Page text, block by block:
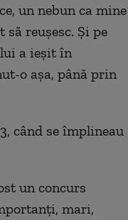
un nebun ca mine
reuşesc. Şi pe
a ieşit în
o aşa, până prin
când se împlineau
un concurs
mari,